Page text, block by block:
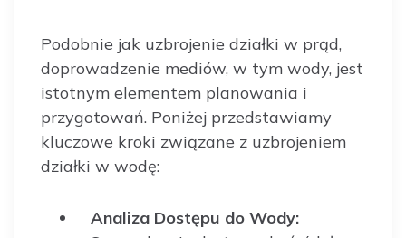
Podobnie jak uzbrojenie działki w prąd,
doprowadzenie mediów, w tym wody, jest
istotnym elementem planowania i
przygotowań. Poniżej przedstawiamy
kluczowe kroki związane z uzbrojeniem
działki w wodę:
Analiza Dostępu do Wody: